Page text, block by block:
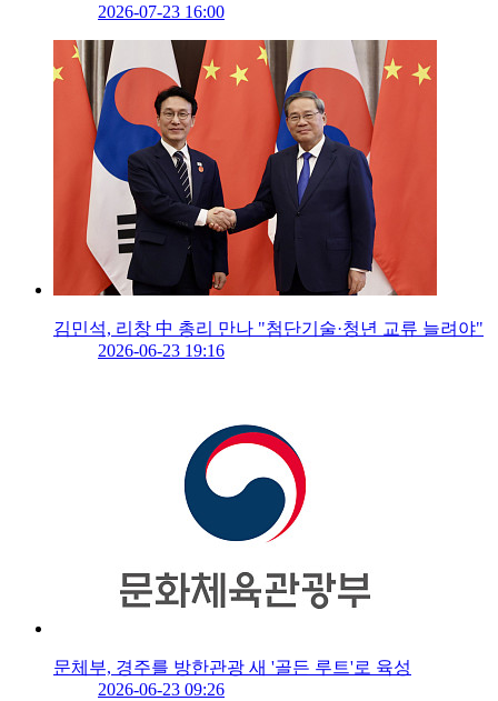
2026-07-23 16:00
김민석, 리창 中 총리 만나 "첨단기술·청년 교류 늘려야"
2026-06-23 19:16
문체부, 경주를 방한관광 새 '골든 루트'로 육성
2026-06-23 09:26